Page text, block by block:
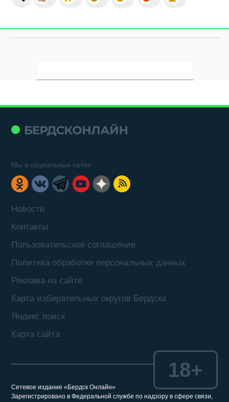
Новости
Контакты
Пользовательское соглашение
Политика обработки персональных данных
Реклама на сайте
Карта избирательных округов Бердска
Яндекс поиск
Карта сайта
Мы в социальных сетях
Сетевое издание «Бердск Онлайн»
Зарегистрировано в Федеральной службе по надзору в сфере связи,
18+